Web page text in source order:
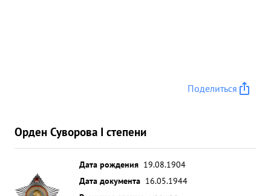
Поделиться
Орден Суворова I степени
Дата рождения 19.08.1904
Дата документа 16.05.1944